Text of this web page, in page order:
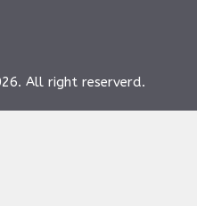
All right reserverd.